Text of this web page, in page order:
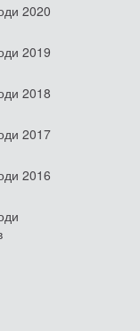
2020
2019
2018
2017
2016